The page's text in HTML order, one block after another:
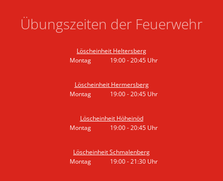
Übungszeiten der Feuerwehr
Löscheinheit Heltersberg
Montag
19:00-20:45 Uhr
Löscheinheit Hermersberg
Montag
19:00-20:45 Uhr
Löscheinheit Höheinöd
Montag
19:00-20:45 Uhr
Löscheinheit Schmalenberg
Montag
19:00-21:30 Uhr